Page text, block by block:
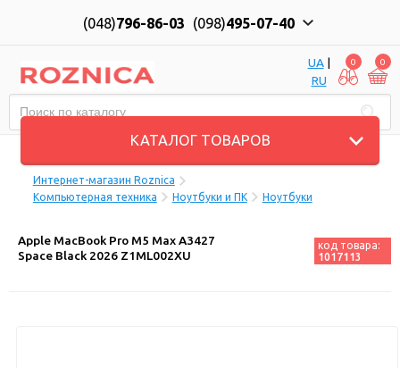
(048)796-86-03 (098)495-07-40
UA|
RU
0 0
КАТАЛОГ ТОВАРОВ
Интернет-магазин Roznica
Компьютерная техника
Ноутбуки и ПК Ноутбуки
Apple MacBook Pro M5 Max A3427
Space Black 2026 Z1ML002XU
код товара:
1017113